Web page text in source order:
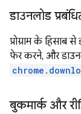
डाउनलोड
प्रोग्राम के हिसाब
फेर करने, और
बुकमार्क और